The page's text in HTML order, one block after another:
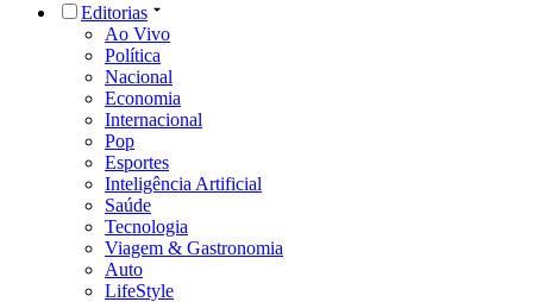
Editorias
Ao Vivo
Política
Nacional
Economia
Internacional
Pop
Esportes
Inteligência Artificial
Saúde
Tecnologia
Viagem & Gastronomia
Auto
LifeStyle